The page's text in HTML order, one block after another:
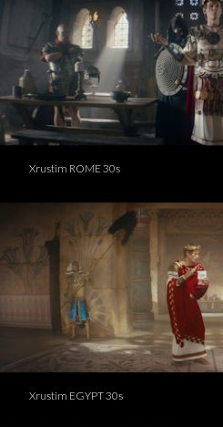
Xrustim ROME 30s
Xrustim EGYPT 30s